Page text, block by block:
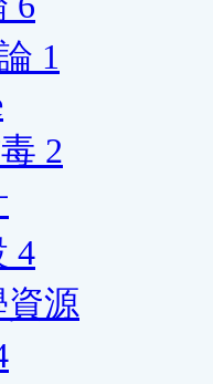
1
2
4
資源